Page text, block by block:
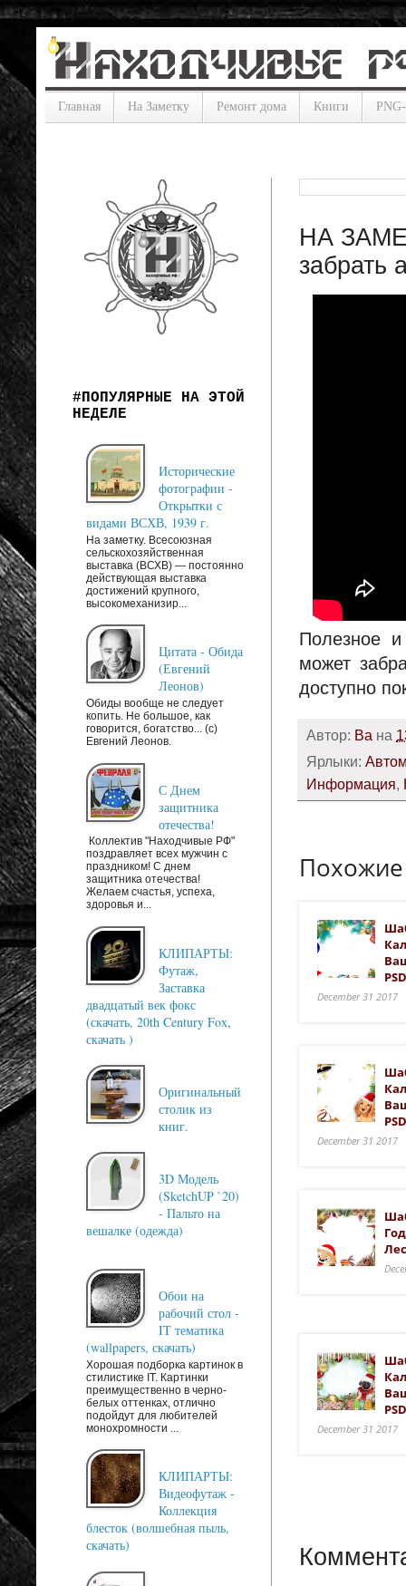
Главная На Заметку Ремонт дома Книги
НА
забрать
Полезное
может
доступно
Автор: Ba на
Ярлыки:
Информация,
December 31 2017
December 31 2017
December 31 2017
#ПОПУЛЯРНЫЕ НА ЭТОЙ
НЕДЕЛЕ
Исторические
фотографии -
Открытки с
видами ВСХВ, 1939 г.
На заметку. Всесоюзная
сельскохозяйственная
выставка (ВСХВ) — постоянно
действующая выставка
достижений крупного,
высокомеханизир...
Цитата - Обида
(Евгений
Леонов)
Обиды вообще не следует
копить. Не большое, как
говорится, богатство... (c)
Евгений Леонов.
С Днем
защитника
отечества!
Коллектив "Находчивые РФ"
поздравляет всех мужчин с
праздником! С днем
защитника отечества!
Желаем счастья, успеха,
здоровья и...
КЛИПАРТЫ:
Футаж,
Заставка
двадцатый век фокс
(скачать, 20th Century Fox,
скачать )
Оригинальный
столик из
книг.
3D Модель
(SketchUP `20)
- Пальто на
вешалке (одежда)
Обои на
рабочий стол -
IT тематика
(wallpapers, скачать)
Хорошая подборка картинок в
стилистике IT. Картинки
преимущественно в черно-
белых оттенках, отлично
подойдут для любителей
монохромности ...
КЛИПАРТЫ:
Видеофутаж -
Коллекция
блесток (волшебная пыль,
скачать)